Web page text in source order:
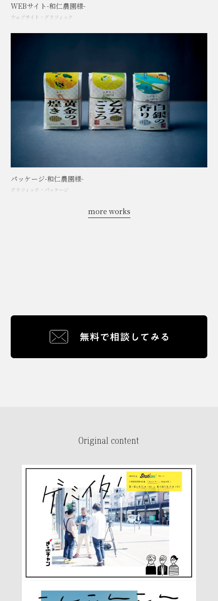
WEBサイト-和仁農園様-
ウェブサイト ・ グラフィック
パッケージ-和仁農園様-
グラフィック ・ パッケージ
more works
Original content